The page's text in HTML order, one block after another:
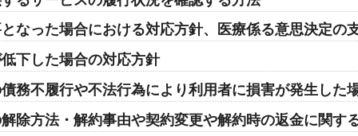
なった場合における対応方針、医療係る意思決定の
下した場合の対応方針
務不履行や不法行為により利用者に損害が発生した
除方法・解約事由や契約変更や解約時の返金に関す